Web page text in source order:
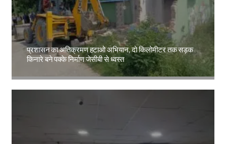
प्रशासन का अतिक्रमण हटाओ अभियान, दो किलोमीटर तक सड़क
किनारे बने पक्के निर्माण जेसीबी से ध्वस्त